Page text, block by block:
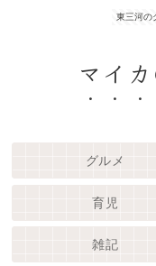
東三河の
マイ
グルメ
育児
雑記